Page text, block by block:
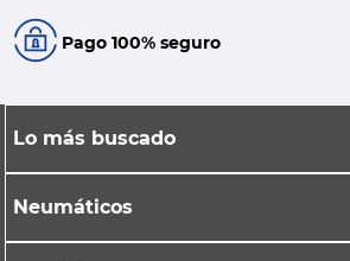
Pago 100% seguro
Lo más buscado
Neumáticos